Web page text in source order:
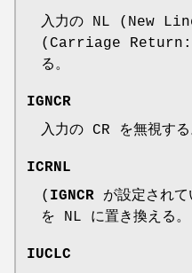
入力の NL (New
(Carriage Return:
る。
IGNCR
入力の CR を無視する
ICRNL
( IGNCR が設定され
を NL に置き換える。
IUCLC